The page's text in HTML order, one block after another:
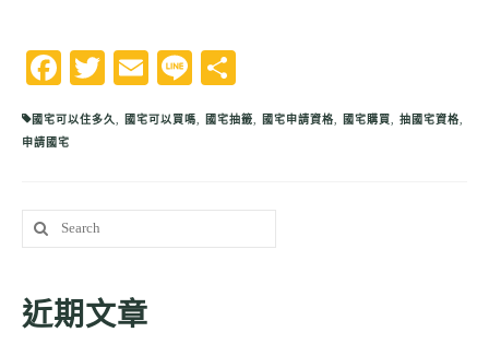
Facebook
Twitter
EmailLine
享
國宅可以住多久 國宅可以買嗎 國宅抽籤 國宅申請資格 國宅購買 抽國宅資格
申請國宅
Search
for:
近期文章